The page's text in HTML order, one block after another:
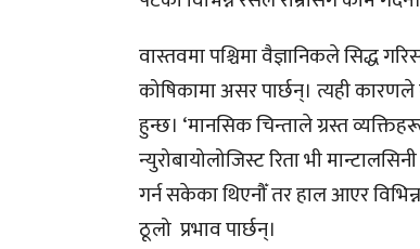
वास्तवमा पश्चिमा वैज्ञानिकले सिद्ध
कोषिकामा असर पार्छन्। त्यही कारणले
हुन्छ। ‘मानसिक चिन्ताले ग्रस्त
न्युरोबायोलोजिस्ट रिता भी
गर्न सकेका थिएनौँ तर हाल आएर
ठूलो प्रभाव पार्छन्।